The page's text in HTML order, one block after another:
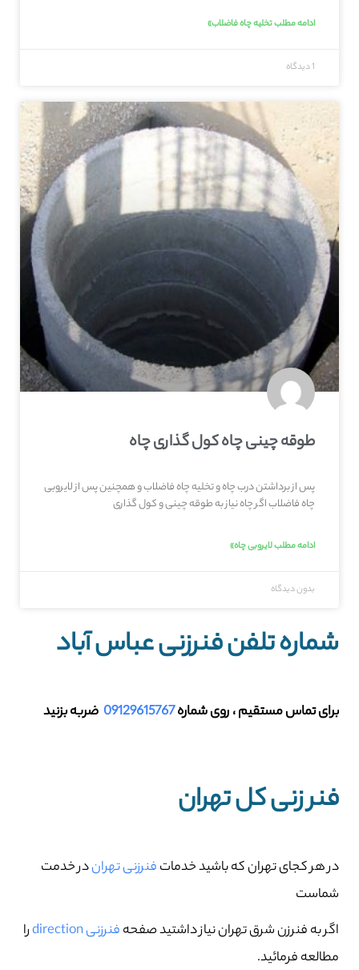
ادامه مطلب تخلیه چاه فاضلاب»
1 دیدگاه
طوقه چینی چاه کول گذاری چاه
پس از برداشتن درب چاه و تخلیه چاه فاضلاب و همچنین پس از لایروبی
چاه فاضلاب اگر چاه نیاز به طوقه چینی و کول گذاری
ادامه مطلب لایروبی چاه»
بدون دیدگاه
شماره تلفن فنرزنی عباس آباد
برای تماس مستقیم ، روی شماره09129615767 ضربه بزنید
فنر زنی کل تهران
در هر کجای تهران که باشید خدماتفنرزنی تهراندر خدمت
شماست
اگر به فنرزن شرق تهران نیاز داشتید صفحهفنرزنی direction
را
مطالعه فرمائید.